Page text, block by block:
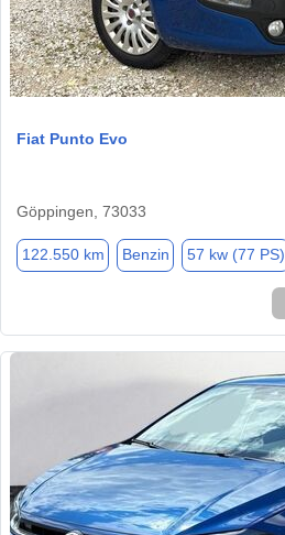
Fiat Punto Evo
Göppingen, 73033
122.550 km Benzin 57 kw (77 PS)